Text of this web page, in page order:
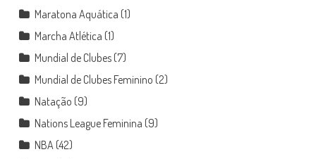
Maratona Aquática (1)
Marcha Atlética (1)
Mundial de Clubes(7)
Mundial de Clubes Feminino (2)
Natação (9)
Nations League Feminina (9)
NBA(42)